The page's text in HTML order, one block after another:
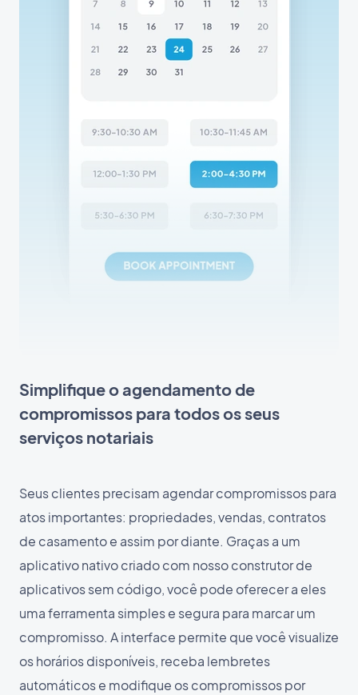
Simplifique o agendamento de
compromissos para todos os seus
serviços notariais
Seus clientes precisam agendar compromissos para
atos importantes: propriedades, vendas, contratos
de casamento e assim por diante. Graças a um
aplicativo nativo criado com nosso construtor de
aplicativos sem código, você pode oferecer a eles
uma ferramenta simples e segura para marcar um
compromisso. A interface permite que você visualize
os horários disponíveis, receba lembretes
automáticos e modifique os compromissos por